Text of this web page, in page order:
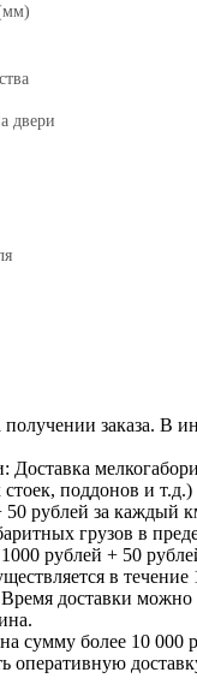
двери
заказа. В
Доставка
поддонов и
рублей за каждый
грузов в
рублей + 50
в
доставки можно
сумму более 10 000
оперативную